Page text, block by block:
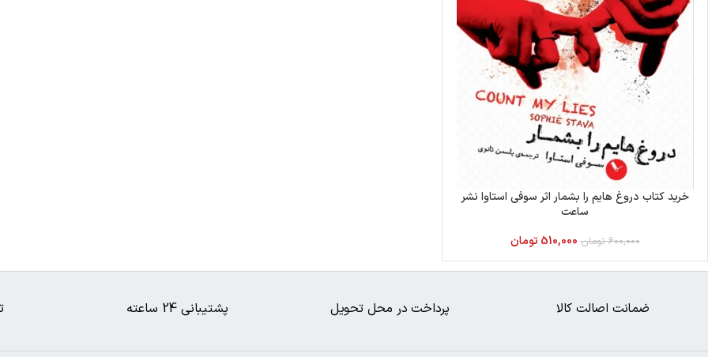
خرید کتاب دروغ هایم را بشمار اثر سوفی استاوا نشر
ساعت
600,000 تومان 510,000 تومان
ضمانت اصالت کالا پرداخت در محل تحویل پشتیبانی 24 ساعته